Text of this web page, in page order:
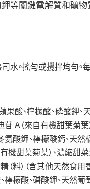
鉀等關鍵電解質和礦
水。搖勻或攪拌均勻。
果酸、檸檬酸、磷酸鉀、
苷 A（來自有機甜葉菊葉
酸鉀、檸檬酸鈣、天然
機甜葉菊葉）、濃縮甜
料）（含其他天然食用
檸檬酸、磷酸鉀、天然